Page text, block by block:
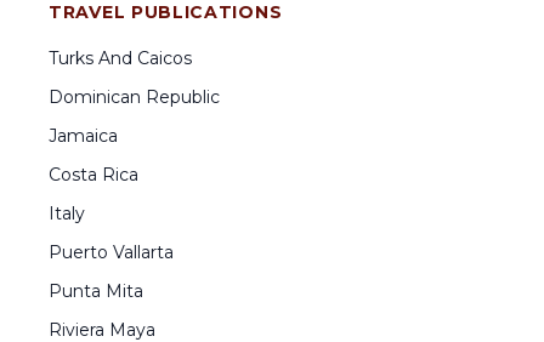
TRAVEL PUBLICATIONS
Turks And Caicos
Dominican Republic
Jamaica
Costa Rica
Italy
Puerto Vallarta
Punta Mita
Riviera Maya